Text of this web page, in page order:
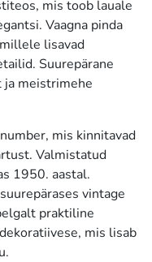
mis toob lauale
Vaagna pinda
lisavad
Suurepärane
ja meistrimehe
mis kinnitavad
Valmistatud
1950. aastal.
vintage
praktiline
mis lisab